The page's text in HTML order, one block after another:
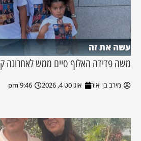
עשה את זה
משה פדידה האלוף סיים ממש לאחרונה
מירב בן יאיר אוגוסט 4, 2026 9:46 pm